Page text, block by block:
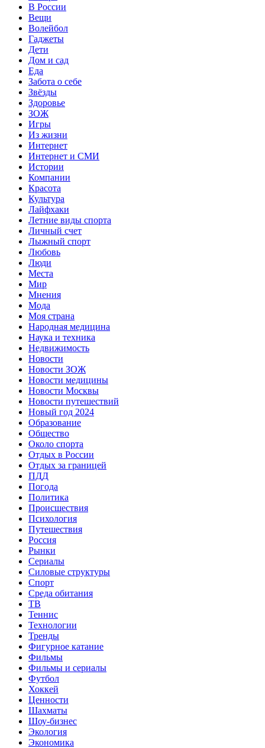
В России
Вещи
Волейбол
Гаджеты
Дети
Дом и сад
Еда
Забота о себе
Звёзды
Здоровье
ЗОЖ
Игры
Из жизни
Интернет
Интернет и СМИ
Истории
Компании
Красота
Культура
Лайфхаки
Летние виды спорта
Личный счет
Лыжный спорт
Любовь
Люди
Места
Мир
Мнения
Мода
Моя страна
Народная медицина
Наука и техника
Недвижимость
Новости
Новости ЗОЖ
Новости медицины
Новости Москвы
Новости путешествий
Новый год 2024
Образование
Общество
Около спорта
Отдых в России
Отдых за границей
ПДД
Погода
Политика
Происшествия
Психология
Путешествия
Россия
Рынки
Сериалы
Силовые структуры
Спорт
Среда обитания
ТВ
Теннис
Технологии
Тренды
Фигурное катание
Фильмы
Фильмы и сериалы
Футбол
Хоккей
Ценности
Шахматы
Шоу-бизнес
Экология
Экономика